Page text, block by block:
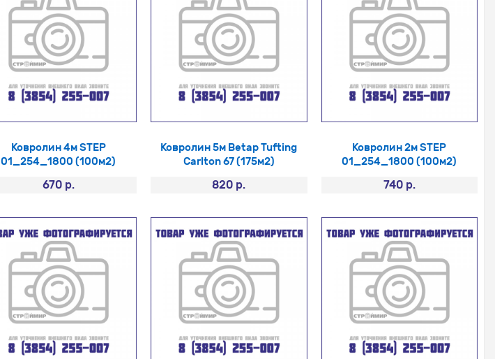
Ковролин 4м STEP
01_254_1800 (100м2)
670 р.
Ковролин 5м Betap Tufting
Carlton 67 (175м2)
820 р.
Ковролин 2м STEP
01_254_1800 (100м2)
740 р.